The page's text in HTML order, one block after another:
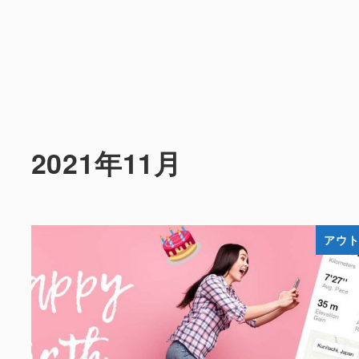
2021年11月
アウ